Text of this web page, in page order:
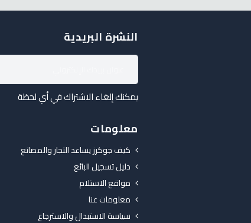
النشرة البريدية
يمكنك إلغاء الاشتراك في أي لحظة
معلومات
كيف جوكرز يساعد التجار والمصانع
دليل تسجيل البائع
مواقع الاستلام
معلومات عنا
سياسة الاستبدال والاسترجاع